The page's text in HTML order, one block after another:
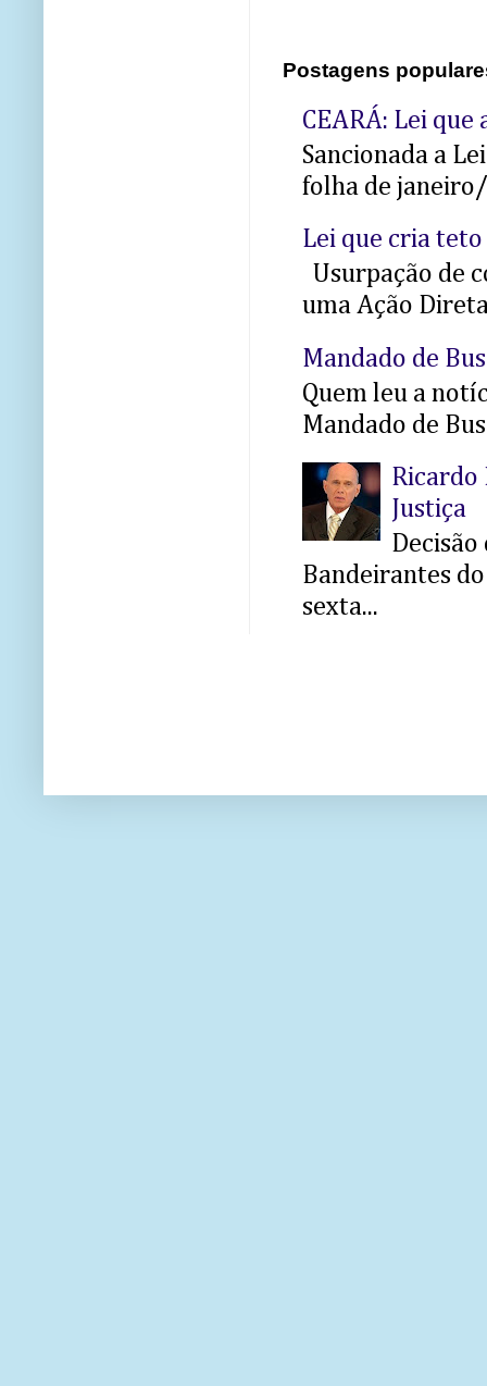
Postagens
CEARÁ: Lei
Sancionada a
folha de
Lei que cria
Usurpação de
uma Ação
Mandado de
Quem leu a
Mandado de
Ricardo
Justiça
Decisão
Bandeirantes
sexta...